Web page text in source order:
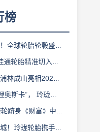
榜
轮毂盛会即将登陆上海！
准切入新能源轻卡赛道
相2026泰中合作博览会
玲珑轮胎蝉联 BMC 大奖
》中国500强背后的增长逻辑
胎携手小鹏L03全球上市